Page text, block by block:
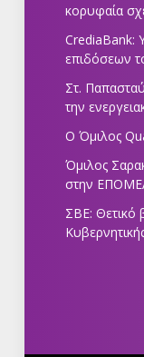
κορυφαία
CrediaBank:
επιδόσεων
Στ.
την
Ο Όμιλος
Όμιλος
στην
ΣΒΕ: Θετικό